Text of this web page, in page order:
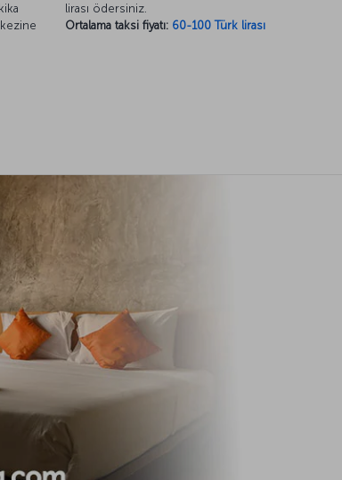
lirası ödersiniz.
Ortalama taksi fiyatı: 60-100 Türk lirası